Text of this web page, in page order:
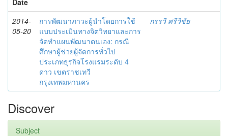
Date
2014-
05-20
การพัฒนาภาวะผู้นำโดยการใช้
แบบประเมินทางจิตวิทยาและการ
จัดทำแผนพัฒนาตนเอง: กรณี
ศึกษาผู้ช่วยผู้จัดการทั่วไป
ประเภทธุรกิจโรงแรมระดับ 4
ดาว เขตราชเทวี
กรุงเทพมหานคร
กรรวี ศรีวิชัย
Discover
Subject